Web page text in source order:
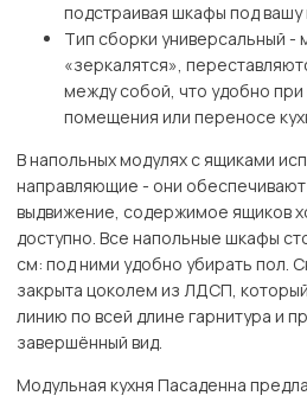
подстраивая шкафы под вашу
Тип сборки универсальный -
«зеркалятся»,
между собой, что удобно
помещения или переносе
В напольных модулях с ящиками
направляющие - они
выдвижение, содержимое ящиков
доступно. Все напольные шкафы
см: под ними удобно убирать пол.
закрыта цоколем из ЛДСП,
линию по всей длине гарнитура и
завершённый вид.
Модульная кухня Пасаденна